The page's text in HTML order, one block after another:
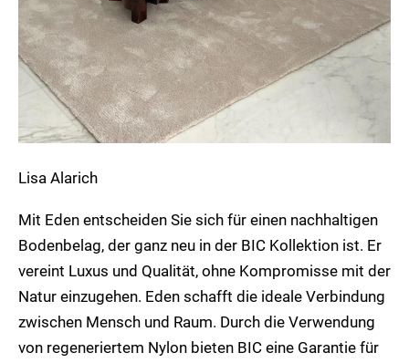
Lisa Alarich
Mit Eden entscheiden Sie sich für einen nachhaltigen
Bodenbelag, der ganz neu in der BIC Kollektion ist. Er
vereint Luxus und Qualität, ohne Kompromisse mit der
Natur einzugehen. Eden schafft die ideale Verbindung
zwischen Mensch und Raum. Durch die Verwendung
von regeneriertem Nylon bieten BIC eine Garantie für